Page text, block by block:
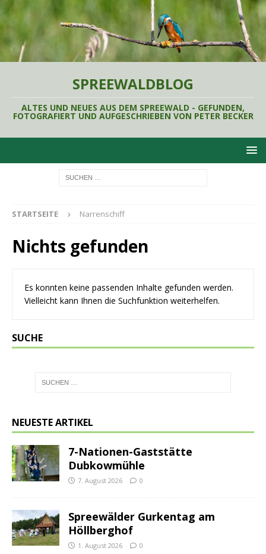
SPREEWALDBLOG
ALTES UND NEUES AUS DEM SPREEWALD - GEFUNDEN,
FOTOGRAFIERT UND AUFGESCHRIEBEN VON PETER BECKER
STARTSEITE Narrenschiff
Nichts gefunden
Es konnten keine passenden Inhalte gefunden werden.
Vielleicht kann Ihnen die Suchfunktion weiterhelfen.
SUCHE
NEUESTE ARTIKEL
7-Nationen-Gaststätte
Dubkowmühle
7. August 2026 0
Spreewälder Gurkentag am
Höllberghof
1. August 2026 0